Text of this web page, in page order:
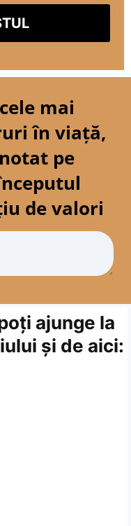
mai
în viață,
pe
de valori
ajunge la
și de aici: